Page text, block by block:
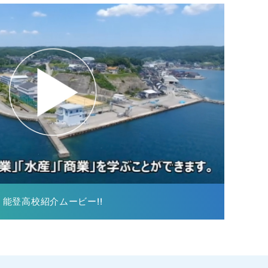
能登高校紹介ムービー!!